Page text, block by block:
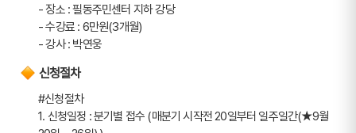
- 장소 : 필동주민센터 지하 강당
- 수강료 : 6만원(3개월)
- 강사 : 박연웅
신청절차
#신청절차
1. 신청일정 : 분기별 접수 (매분기 시작전 20일부터 일주일간(★9월